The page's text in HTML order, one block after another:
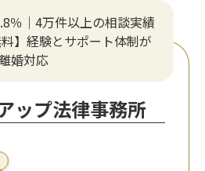
％｜4万件以上の相談実績
】経験とサポート体制が
婚対応
ップ法律事務所